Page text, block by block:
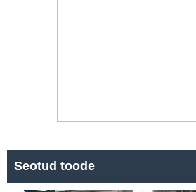
Seotud toode